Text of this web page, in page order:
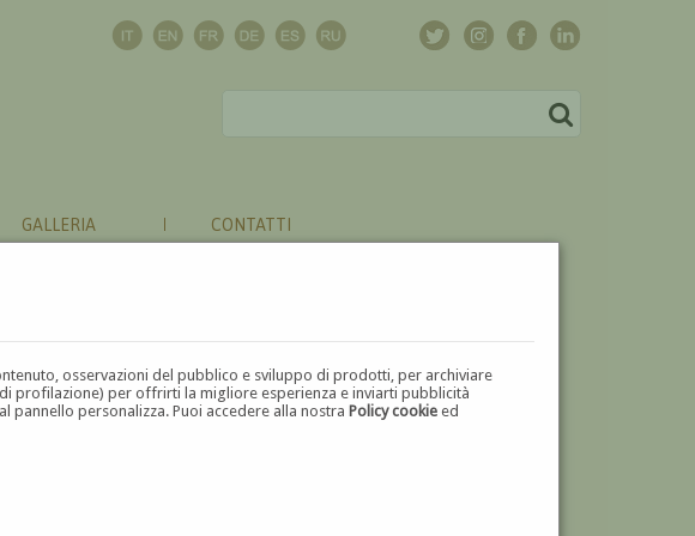
osservazioni del pubblico e sviluppo di prodotti, per archiviare
profilazione) per offrirti la migliore esperienza e inviarti pubblicità
pannello personalizza. Puoi accedere alla nostraPolicy cookie ed
GALLERIA CONTATTI
Q R S T U V W X Y Z ⬅